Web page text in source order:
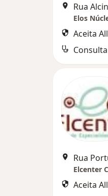
Rua
Elos
Aceita
Rua
Elcenter
Aceita